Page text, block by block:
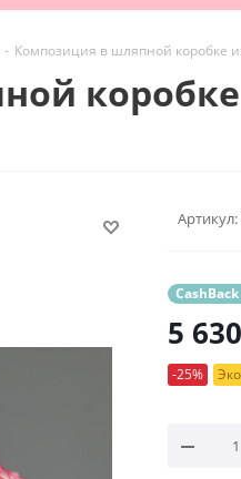
- Композиция в шляпной коробке
Артикул:
5 630
-25%